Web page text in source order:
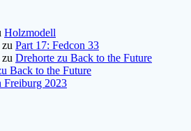
Holzmodell
zu Part 17: Fedcon 33
zu Drehorte zu Back to the Future
Back to the Future
Freiburg 2023